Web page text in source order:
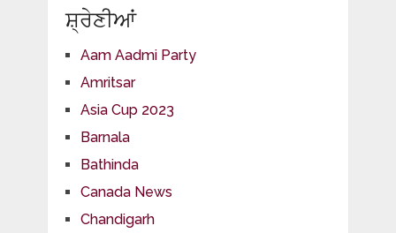
ਸ਼੍ਰੇਣੀਆਂ
Aam Aadmi Party
Amritsar
Asia Cup 2023
Barnala
Bathinda
Canada News
Chandigarh